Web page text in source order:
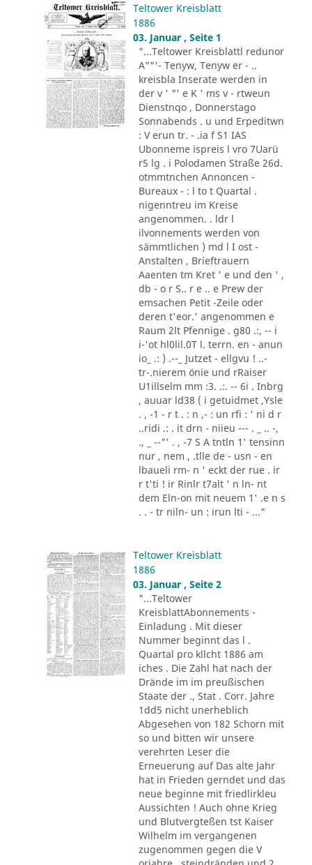
Teltower Kreisblatt
1886
03. Januar , Seite 1
"...Teltower Kreisblattl redunor
A""'- Tenyw, Tenyw er - ..
kreisbla Inserate werden in
der v ' "' e K ' ms v - rtweun
Dienstnqo , Donnerstago
Sonnabends . u und Erpeditwn
: V erun tr. - .ia f S1 IAS
Ubonneme ispreis l vro 7Uarü
r5 lg . i Polodamen Straße 26d.
otmmtnchen Annoncen -
Bureaux - : l to t Quartal .
nigenntreu im Kreise
angenommen. . ldr l
ilvonnements werden von
sämmtlichen ) md l I ost -
Anstalten , Brieftrauern
Aaenten tm Kret ' e und den ' ,
db - o r S.. r e .. e Prew der
emsachen Petit -Zeile oder
deren t'eor.' angenommen e
Raum 2lt Pfennige . g80 .:, -- i
i-'ot hl0lil.0T l. terrn. en - anun
io_ .: ) .--_ Jutzet - ellgvu ! ..-
tr-.nierem önie und rRaiser
U1illselm mm :3. .:. -- 6i . Inbrg
, auuar ld38 ( i getuidmet ,Ysle
. , -1 - r t . : n ,- : un rfi : ' ni d r
..ridi .: . it drn - niieu --- . _ .. -,
., _ --"' . , -7 S A tntln 1' tensinn
nur , nem , .tlle de - usn - en
lbaueli rm- n ' eckt der rue . ir
r t'ti ! ir Rinlr t7alt ' n ln- nt
dem Eln-on mit neuem 1' .e n s
. . - tr niln- un : irun lti - ..."
Teltower Kreisblatt
1886
03. Januar , Seite 2
"...Teltower
KreisblattAbonnements -
Einladung . Mit dieser
Nummer beginnt das l .
Quartal pro kllcht 1886 am
iches . Die Zahl hat nach der
Drände im im preußischen
Staate der ., Stat . Corr. Jahre
1dd5 nicht unerheblich
Abgesehen von 182 Schorn mit
so und bitten wir unsere
verehrten Leser die
Erneuerung auf Das alte Jahr
hat in Frieden gerndet und das
neue beginne mit friedlirkleu
Aussichten ! Auch ohne Krieg
und Blutvergteßen tst Kaiser
Wilhelm im vergangenen
zugenommen gegen die V